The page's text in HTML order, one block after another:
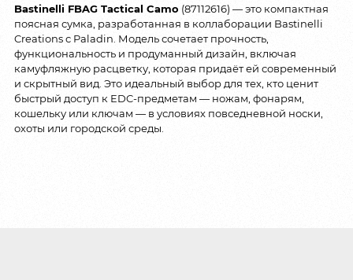
Bastinelli FBAG Tactical Camo (87112616) — это компактная
поясная сумка, разработанная в коллаборации Bastinelli
Creations с Paladin. Модель сочетает прочность,
функциональность и продуманный дизайн, включая
камуфляжную расцветку, которая придаёт ей современный
и скрытный вид. Это идеальный выбор для тех, кто ценит
быстрый доступ к EDC-предметам — ножам, фонарям,
кошельку или ключам — в условиях повседневной носки,
охоты или городской среды.